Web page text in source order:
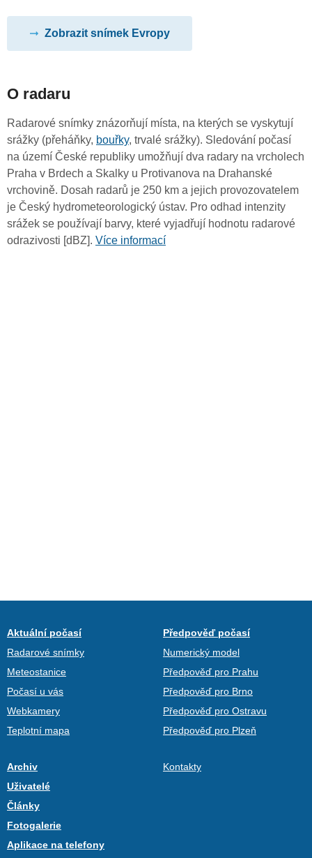
Zobrazit snímek Evropy
O radaru
Radarové snímky znázorňují místa, na kterých se vyskytují
srážky (přeháňky, bouřky, trvalé srážky). Sledování počasí
na území České republiky umožňují dva radary na vrcholech
Praha v Brdech a Skalky u Protivanova na Drahanské
vrchovině. Dosah radarů je 250 km a jejich provozovatelem
je Český hydrometeorologický ústav. Pro odhad intenzity
srážek se používají barvy, které vyjadřují hodnotu radarové
odrazivosti [dBZ]. Více informací
Aktuální počasí
Radarové snímky
Meteostanice
Počasí u vás
Webkamery
Teplotní mapa
Předpověď počasí
Numerický model
Předpověď pro Prahu
Předpověď pro Brno
Předpověď pro Ostravu
Předpověď pro Plzeň
Archiv
Uživatelé
Články
Fotogalerie
Aplikace na telefony
Kontakty